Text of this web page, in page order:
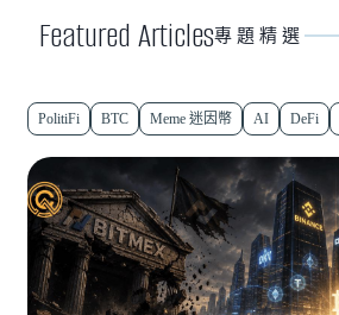
Featured Articles專題精選
PolitiFi BTC Meme 迷因幣 AI DeFi